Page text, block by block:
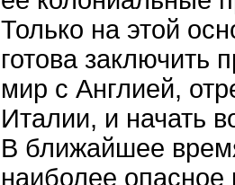
Только на этой
готова заключить
мир с Англией,
Италии, и начать
В ближайшее
наиболее опасное